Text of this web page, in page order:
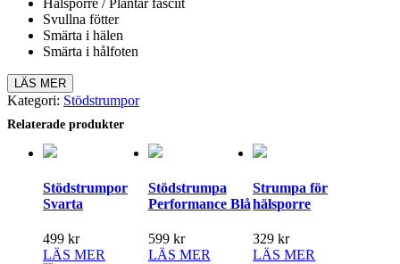
Hälsporre / Plantar fasciit
Svullna fötter
Smärta i hälen
Smärta i hålfoten
LÄS MER
Kategori: Stödstrumpor
Relaterade produkter
Stödstrumpor
Svarta
499 kr
LÄS MER
Stödstrumpa
Performance Blå
599 kr
LÄS MER
Strumpa för
hälsporre
329kr
LÄS MER